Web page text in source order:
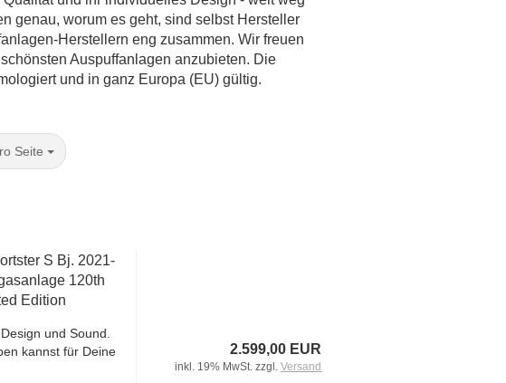
genau, worum es geht, sind selbst Hersteller
Herstellern eng zusammen. Wir freuen
Auspuffanlagen anzubieten. Die
und in ganz Europa (EU) gültig.
Seite
S Bj. 2021-
120th
Edition
und Sound.
kannst für Deine
2.599,00 EUR
inkl. 19% MwSt. zzgl.Versand